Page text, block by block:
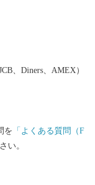
、Diners、AMEX）
を 「よくある質問（F
い。